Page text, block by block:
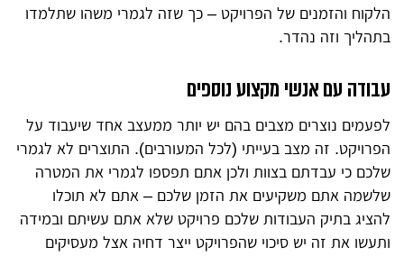
הלקוח והזמנים של הפרויקט – כך שזה לגמרי משהו שתלמדו
בתהליך וזה נהדר.
עבודה עם אנשי מקצוע נוספים
לפעמים נוצרים מצבים בהם יש יותר ממעצב אחד שיעבוד על
הפרויקט. זה מצב בעייתי (לכל המעורבים). התוצרים לא לגמרי
שלכם כי עבדתם בצוות ולכן אתם תפספו לגמרי את המטרה
שלשמה אתם משקיעים את הזמן שלכם – אתם לא תוכלו
להציג בתיק העבודות שלכם פרויקט שלא אתם עשיתם ובמידה
ותעשו את זה יש סיכוי שהפרויקט ייצר דחיה אצל מעסיקים